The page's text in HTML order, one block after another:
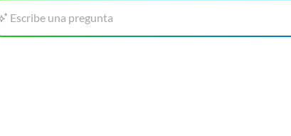
Escribe una pregunta